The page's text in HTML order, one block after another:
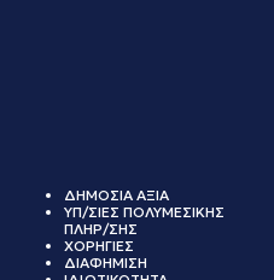
ΔΗΜΟΣΙΑ ΑΞΙΑ
ΥΠ/ΣΙΕΣ ΠΟΛΥΜΕΣΙΚΗΣ
ΠΛΗΡ/ΣΗΣ
ΧΟΡΗΓΙΕΣ
ΔΙΑΦΗΜΙΣΗ